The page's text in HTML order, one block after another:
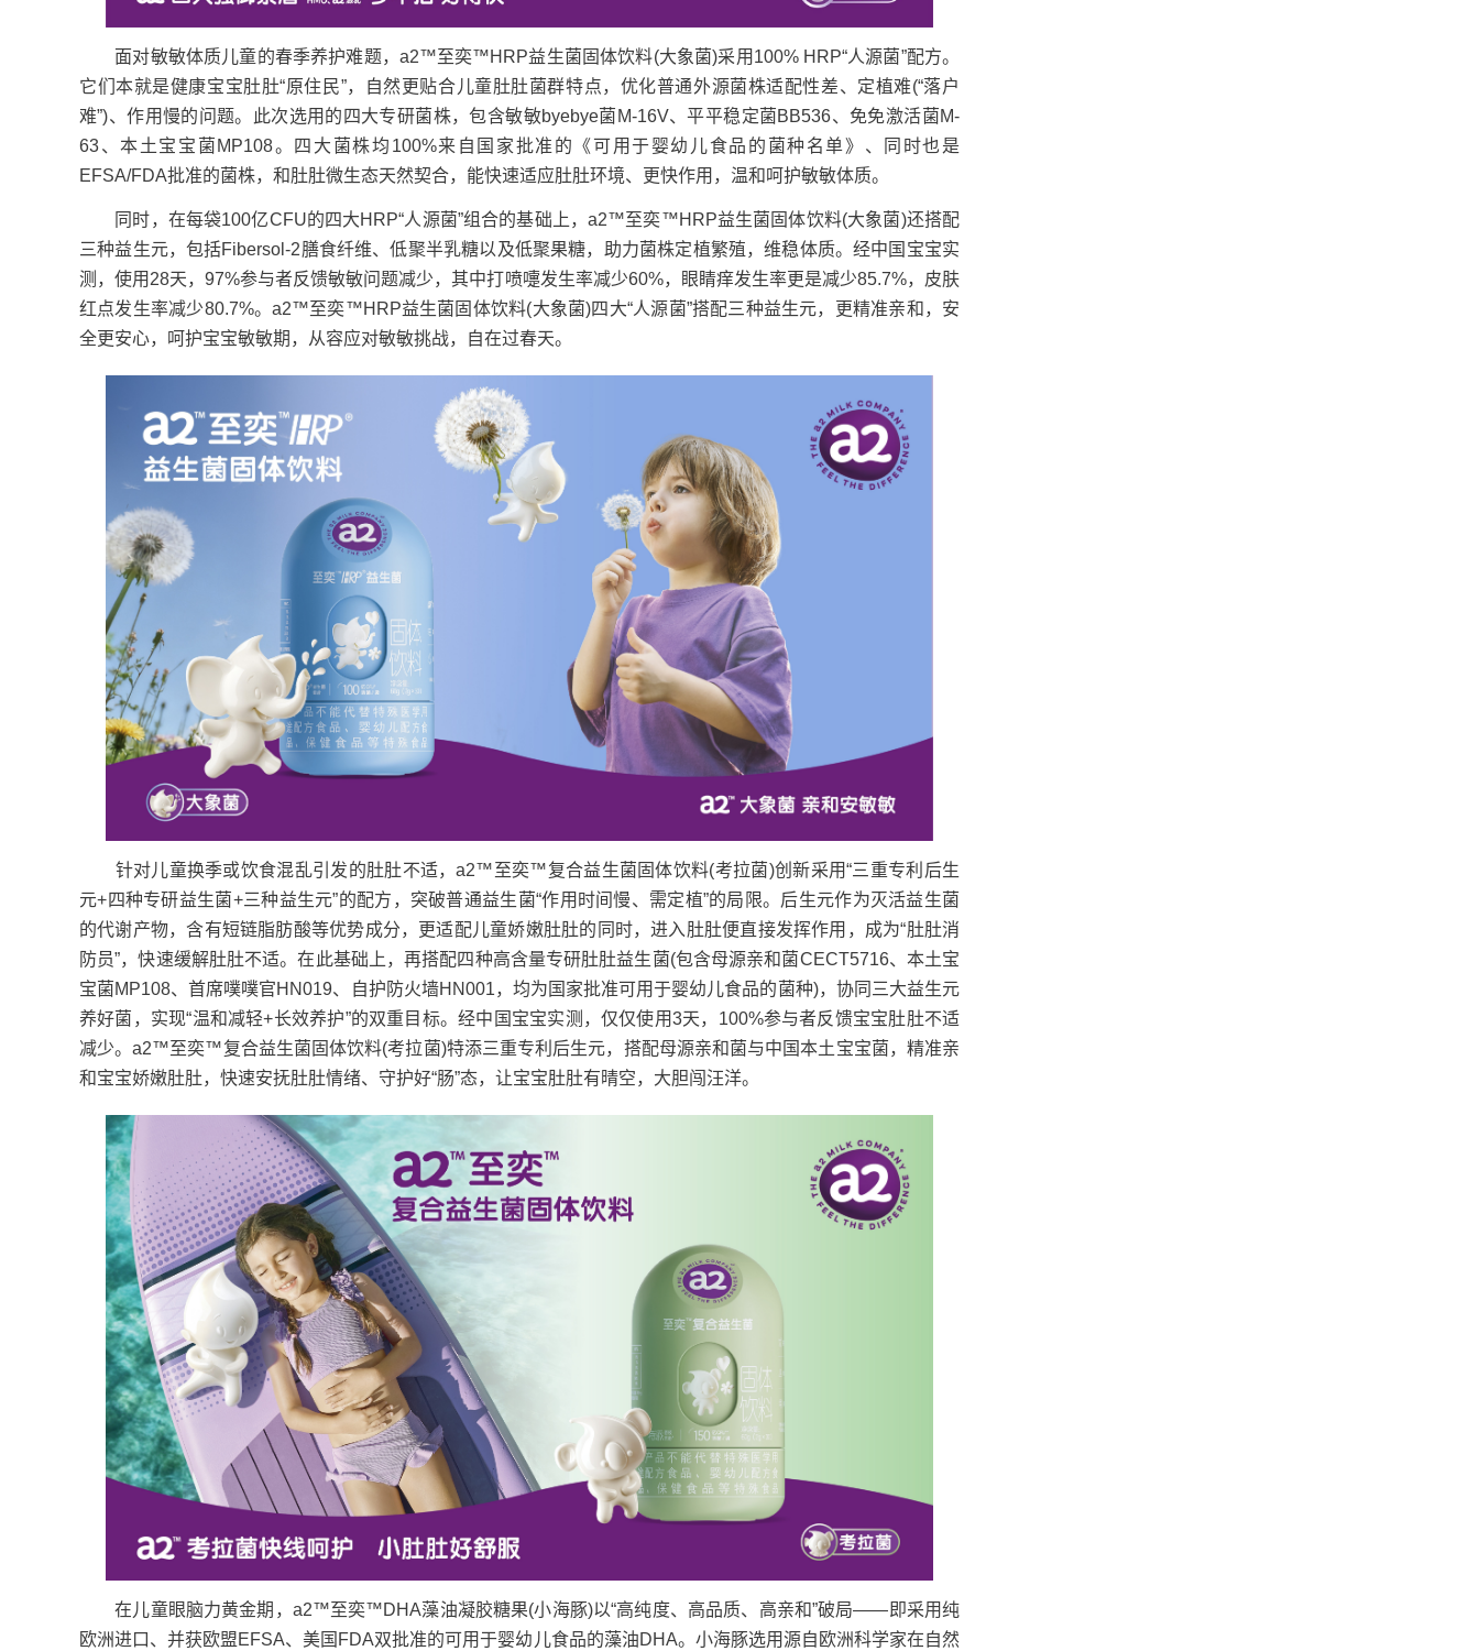
面对敏敏体质儿童的春季养护难题，a2™至奕™HRP益生菌固体饮料(大象菌)采用100% HRP“人源菌”配方。
它们本就是健康宝宝肚肚“原住民”，自然更贴合儿童肚肚菌群特点，优化普通外源菌株适配性差、定植难(“落户
难”)、作用慢的问题。此次选用的四大专研菌株，包含敏敏byebye菌M-16V、平平稳定菌BB536、免免激活菌M-
63、本土宝宝菌MP108。四大菌株均100%来自国家批准的《可用于婴幼儿食品的菌种名单》、同时也是
EFSA/FDA批准的菌株，和肚肚微生态天然契合，能快速适应肚肚环境、更快作用，温和呵护敏敏体质。
同时，在每袋100亿CFU的四大HRP“人源菌”组合的基础上，a2™至奕™HRP益生菌固体饮料(大象菌)还搭配
三种益生元，包括Fibersol-2膳食纤维、低聚半乳糖以及低聚果糖，助力菌株定植繁殖，维稳体质。经中国宝宝实
测，使用28天，97%参与者反馈敏敏问题减少，其中打喷嚏发生率减少60%，眼睛痒发生率更是减少85.7%，皮肤
红点发生率减少80.7%。a2™至奕™HRP益生菌固体饮料(大象菌)四大“人源菌”搭配三种益生元，更精准亲和，安
全更安心，呵护宝宝敏敏期，从容应对敏敏挑战，自在过春天。
针对儿童换季或饮食混乱引发的肚肚不适，a2™至奕™复合益生菌固体饮料(考拉菌)创新采用“三重专利后生
元+四种专研益生菌+三种益生元”的配方，突破普通益生菌“作用时间慢、需定植”的局限。后生元作为灭活益生菌
的代谢产物，含有短链脂肪酸等优势成分，更适配儿童娇嫩肚肚的同时，进入肚肚便直接发挥作用，成为“肚肚消
防员”，快速缓解肚肚不适。在此基础上，再搭配四种高含量专研肚肚益生菌(包含母源亲和菌CECT5716、本土宝
宝菌MP108、首席噗噗官HN019、自护防火墙HN001，均为国家批准可用于婴幼儿食品的菌种)，协同三大益生元
养好菌，实现“温和减轻+长效养护”的双重目标。经中国宝宝实测，仅仅使用3天，100%参与者反馈宝宝肚肚不适
减少。a2™至奕™复合益生菌固体饮料(考拉菌)特添三重专利后生元，搭配母源亲和菌与中国本土宝宝菌，精准亲
和宝宝娇嫩肚肚，快速安抚肚肚情绪、守护好“肠”态，让宝宝肚肚有晴空，大胆闯汪洋。
在儿童眼脑力黄金期，a2™至奕™DHA藻油凝胶糖果(小海豚)以“高纯度、高品质、高亲和”破局——即采用纯
欧洲进口、并获欧盟EFSA、美国FDA双批准的可用于婴幼儿食品的藻油DHA。小海豚选用源自欧洲科学家在自然